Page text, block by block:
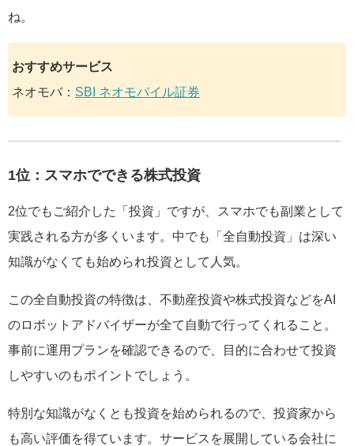
ね。
おすすめサービス
ネオモバ： SBI ネオモバイル証券
1位：スマホでできる株式投資
2位でもご紹介した「投資」ですが、スマホでも副業として
実践される方が多くいます。中でも「全自動投資」は深い
知識がなくても始められ投資として人気。
この全自動投資の特徴は、不動産投資や株式投資などをAI
のロボットアドバイザーが全て自動で行ってくれること。
事前に運用プランを確認できるので、目的に合わせて投資
しやすいのもポイントでしょう。
特別な知識がなくとも投資を始められるので、投資家から
も高い評価を得ています。サービスを展開している会社に